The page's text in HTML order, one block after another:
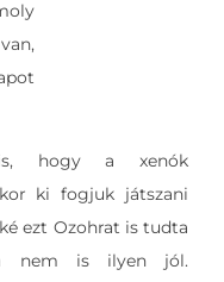
hogy a xenók
ki fogjuk játszani
ezt Ozohrat is tudta
nem is ilyen jól.